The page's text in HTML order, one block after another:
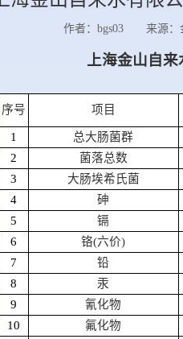
作者：bgs03 来源：
上海金山自来
序号 项目
1 总大肠菌群
2 菌落总数
3 大肠埃希氏菌
4 砷
5 镉
6 铬(六价)
7 铅
8 汞
9 氰化物
10 氟化物